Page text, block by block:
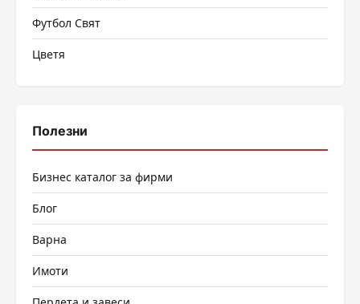
Футбол Свят
Цветя
Полезни
Бизнес каталог за фирми
Блог
Варна
Имоти